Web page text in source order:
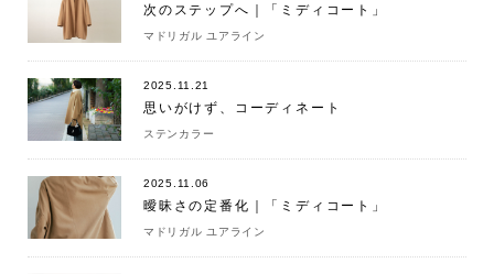
次のステップへ｜「ミディコート」
マドリガル ユアライン
2025.11.21
思いがけず、コーディネート
ステンカラー
2025.11.06
曖昧さの定番化｜「ミディコート」
マドリガル ユアライン